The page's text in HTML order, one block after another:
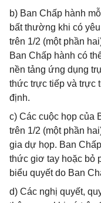
b) Ban Chấp hành
bất thường khi có
trên 1/2 (một phần
Ban Chấp hành có
nền tảng ứng dụng
thức trực tiếp và trực
định.
c) Các cuộc họp của
trên 1/2 (một phần
gia dự họp. Ban
thức giơ tay hoặc bỏ
biểu quyết do Ban
d) Các nghị quyết,